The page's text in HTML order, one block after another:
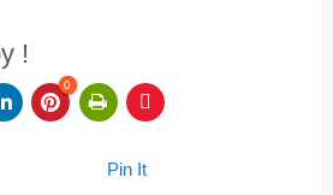
!
0
Pin It